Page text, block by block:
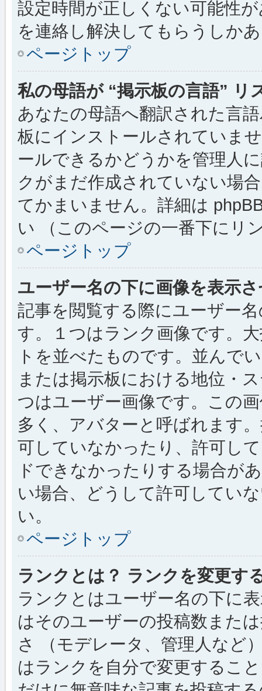
設定時間が正しくない可能性
を連絡し解決してもらうしか
ページトップ
私の母語が “掲示板の言語” リ
あなたの母語へ翻訳された言
板にインストールされていま
ールできるかどうかを管理人
クがまだ作成されていない場
てかまいません。詳細は
い （このページの一番下にリ
ページトップ
ユーザー名の下に画像を表示
記事を閲覧する際にユーザー
す。１つはランク画像です。
トを並べたものです。並んで
または掲示板における地位・
つはユーザー画像です。この
多く、アバターと呼ばれます
可していなかったり、許可し
ドできなかったりする場合が
い場合、どうして許可してい
い。
ページトップ
ランクとは？ ランクを変更す
ランクとはユーザー名の下に
はそのユーザーの投稿数また
さ （モデレータ、管理人など
はランクを自分で変更するこ